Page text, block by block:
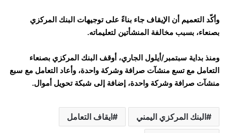
وأكّد التعميم أن الإيقاف جاء بناءً على توجيهات البنك المركزي
بصنعاء، بسبب مخالفة المنشأتين لتعليماته.
ومنذ بداية سبتمبر/أيلول الجاري، أوقف البنك المركزي بصنعاء
التعامل مع تسع منشآت صرافة وشركة واحدة، وأعاد التعامل مع سبع
منشآت صرافة وشركة واحدة، إضافة إلى شبكة تحويل أموال.
البنك المركزي اليمني ايقاف التعامل